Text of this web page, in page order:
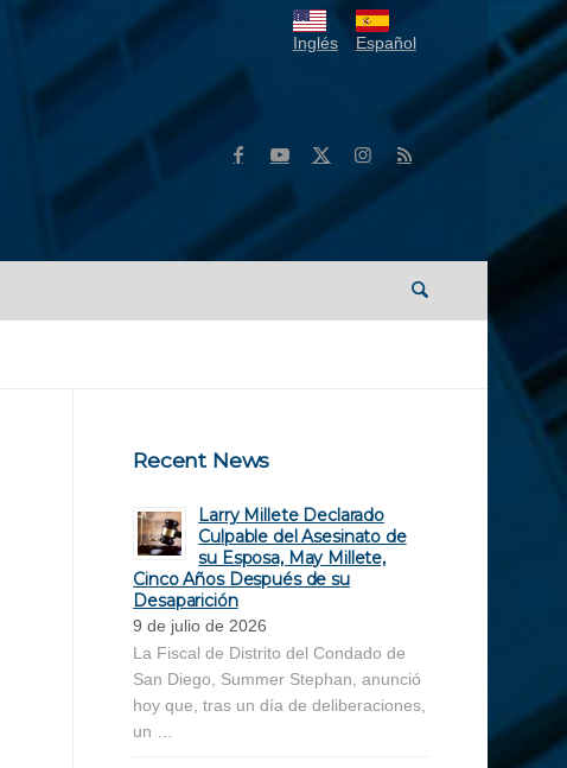
Inglés Español
Recent News
Larry Millete Declarado
Culpable del Asesinato de
su Esposa, May Millete,
Cinco Años Después de su
Desaparición
9 de julio de 2026
La Fiscal de Distrito del Condado de
San Diego, Summer Stephan, anunció
hoy que, tras un día de deliberaciones,
un …